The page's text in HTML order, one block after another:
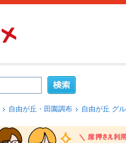
自由が丘・田園調布 自由が丘 グル